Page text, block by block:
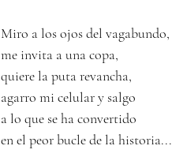
Miro a los ojos del vagabundo,
me invita a una copa,
quiere la puta revancha,
agarro mi celular y salgo
a lo que se ha convertido
en el peor bucle de la historia...